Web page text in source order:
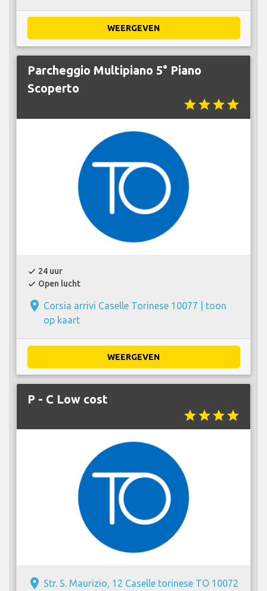
WEERGEVEN
Parcheggio Multipiano 5° Piano
Scoperto
starstarstarstar
check 24 uur
check Open lucht
place Corsia arrivi Caselle Torinese 10077 | toon
op kaart
WEERGEVEN
P - C Low cost
starstarstarstar
place Str. S. Maurizio, 12 Caselle torinese TO 10072